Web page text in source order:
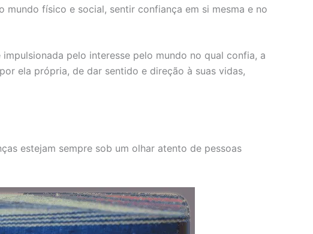
físico e social, sentir confiança em si mesma e no
pelo interesse pelo mundo no qual confia, a
ela própria, de dar sentido e direção à suas vidas,
estejam sempre sob um olhar atento de pessoas